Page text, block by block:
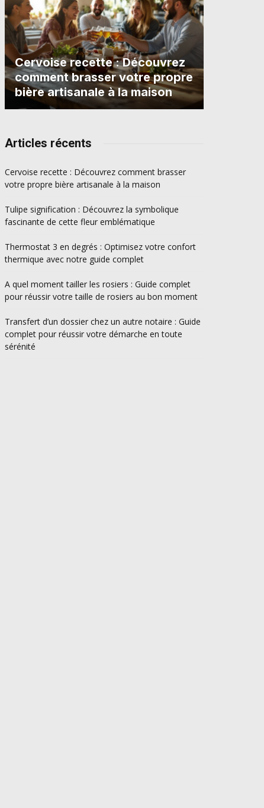
Cervoise recette : Découvrez
comment brasser votre propre
bière artisanale à la maison
Articles récents
Cervoise recette : Découvrez comment brasser
votre propre bière artisanale à la maison
Tulipe signification : Découvrez la symbolique
fascinante de cette fleur emblématique
Thermostat 3 en degrés : Optimisez votre confort
thermique avec notre guide complet
A quel moment tailler les rosiers : Guide complet
pour réussir votre taille de rosiers au bon moment
Transfert d’un dossier chez un autre notaire : Guide
complet pour réussir votre démarche en toute
sérénité